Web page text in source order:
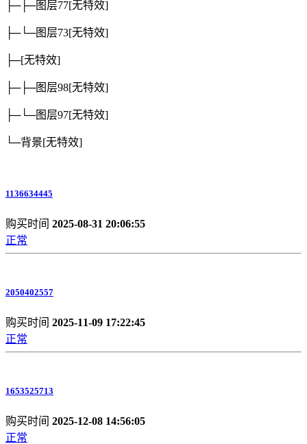
├─├─图层77[无特效]
├─└─图层73[无特效]
├─[无特效]
├─├─图层98[无特效]
├─└─图层97[无特效]
└─背景[无特效]
1136634445
购买时间 2025-08-31 20:06:55
正常
2050402557
购买时间 2025-11-09 17:22:45
正常
1653525713
购买时间 2025-12-08 14:56:05
正常